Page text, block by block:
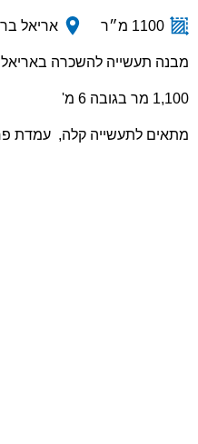
1100 מ״ר אריאל
מבנה תעשייה להשכרה באריאל
1,100 מר בגובה 6 מ'
מתאים לתעשייה קלה, עמדת